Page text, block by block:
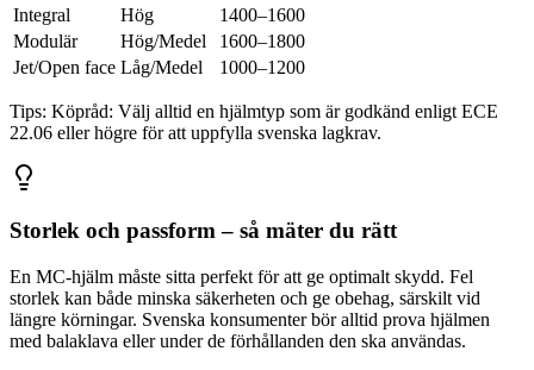
Integral
Hög
1400–1600
Modulär
Hög/Medel
1600–1800
Jet/Open face Låg/Medel 1000–1200
Tips: Köpråd: Välj alltid en hjälmtyp som är godkänd enligt ECE
22.06 eller högre för att uppfylla svenska lagkrav.
Storlek och passform – så mäter du rätt
En MC-hjälm måste sitta perfekt för att ge optimalt skydd. Fel
storlek kan både minska säkerheten och ge obehag, särskilt vid
längre körningar. Svenska konsumenter bör alltid prova hjälmen
med balaklava eller under de förhållanden den ska användas.